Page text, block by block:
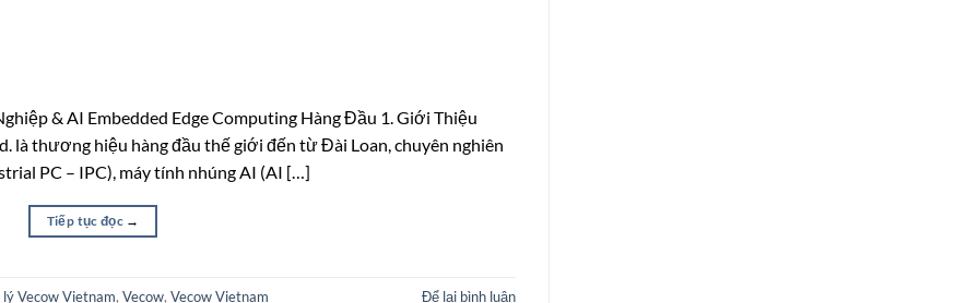
& AI Embedded Edge Computing Hàng Đầu 1. Giới Thiệu
là thương hiệu hàng đầu thế giới đến từ Đài Loan, chuyên nghiên
PC – IPC), máy tính nhúng AI (AI […]
Tiếp tục đọc →
Vecow Vietnam, Vecow, Vecow Vietnam Để lại bình luận